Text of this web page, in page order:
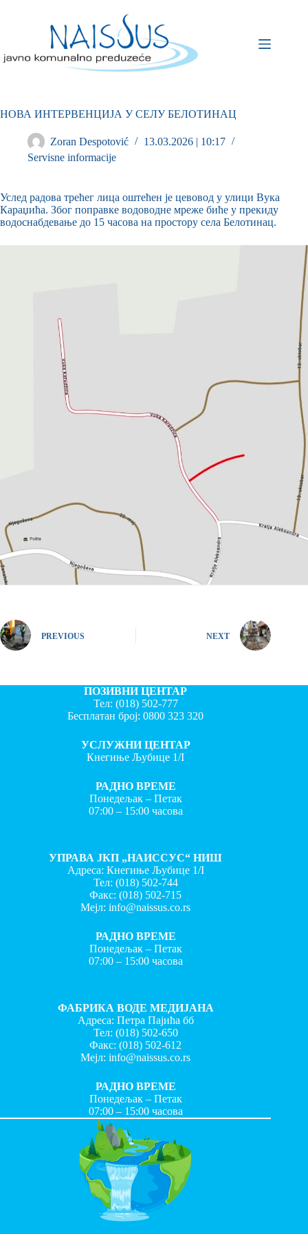
НОВА ИНТЕРВЕНЦИЈА У СЕЛУ БЕЛОТИНАЦ
Zoran Despotović
13.03.2026 | 10:17
Servisne informacije
Услед радова трећег лица оштећен је цевовод у улици Вука
Караџића. Због поправке водоводне мреже биће у прекиду
водоснабдевање до 15 часова на простору села Белотинац.
PREVIOUS NEXT
ПОЗИВНИ ЦЕНТАР
Тел: (018) 502-777
Бесплатан број:0800 323 320
УСЛУЖНИ ЦЕНТАР
Кнегиње Љубице 1/I
РАДНО ВРЕМЕ
Понедељак – Петак
07:00 – 15:00 часова
УПРАВА ЈКП „НАИССУС“ НИШ
Адреса: Кнегиње Љубице 1/I
Тел: (018) 502-744
Факс:(018) 502-715
Мејл:info@naissus.co.rs
РАДНО ВРЕМЕ
Понедељак – Петак
07:00 – 15:00 часова
ФАБРИКА ВОДЕ МЕДИЈАНА
Адреса: Петра Пајића бб
Тел: (018) 502-650
Факс:(018) 502-612
Мејл:info@naissus.co.rs
РАДНО ВРЕМЕ
Понедељак – Петак
07:00 – 15:00 часова